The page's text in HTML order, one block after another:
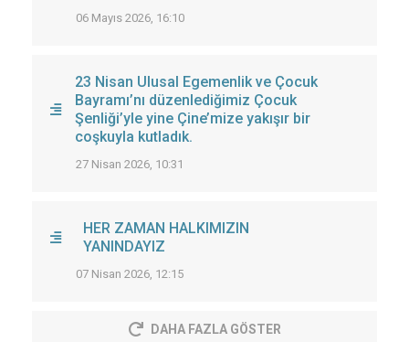
06 Mayıs 2026, 16:10
23 Nisan Ulusal Egemenlik ve Çocuk
Bayramı’nı düzenlediğimiz Çocuk
Şenliği’yle yine Çine’mize yakışır bir
coşkuyla kutladık.
27 Nisan 2026, 10:31
HER ZAMAN HALKIMIZIN
YANINDAYIZ
07 Nisan 2026, 12:15
DAHA FAZLA GÖSTER